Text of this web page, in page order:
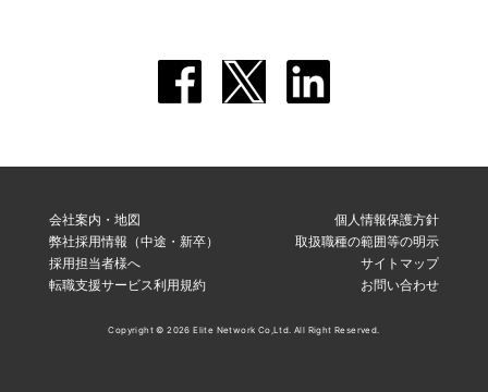
会社案内・地図
弊社採用情報（中途・新卒）
採用担当者様へ
転職支援サービス利用規約
個人情報保護方針
取扱職種の範囲等の明示
サイトマップ
お問い合わせ
Copyright © 2026 Elite Network Co,Ltd. All Right Reserved.